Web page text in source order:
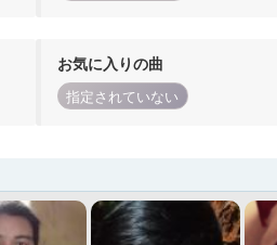
お気に入りの曲
指定されていない